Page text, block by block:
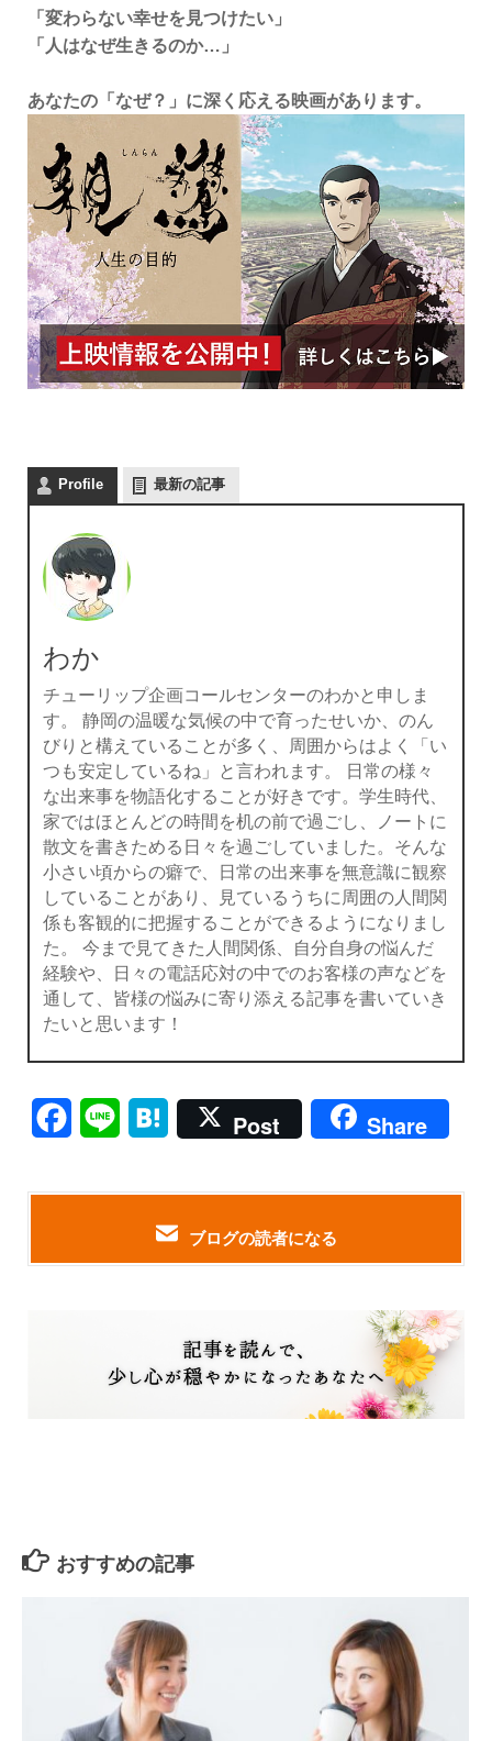
「変わらない幸せを見つけたい」
「人はなぜ生きるのか…」
あなたの「なぜ？」に深く応える映画があります。
Profile 最新の記事
わか
チューリップ企画コールセンターのわかと申しま
す。 静岡の温暖な気候の中で育ったせいか、のん
びりと構えていることが多く、周囲からはよく「い
つも安定しているね」と言われます。 日常の様々
な出来事を物語化することが好きです。学生時代、
家ではほとんどの時間を机の前で過ごし、ノートに
散文を書きためる日々を過ごしていました。そんな
小さい頃からの癖で、日常の出来事を無意識に観察
していることがあり、見ているうちに周囲の人間関
係も客観的に把握することができるようになりまし
た。 今まで見てきた人間関係、自分自身の悩んだ
経験や、日々の電話応対の中でのお客様の声などを
通して、皆様の悩みに寄り添える記事を書いていき
たいと思います！
Facebook
Line Hatena
Post Share
ブログの読者になる
おすすめの記事